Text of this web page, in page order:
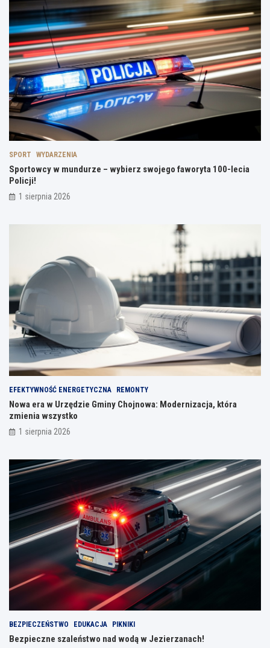
SPORT WYDARZENIA
Sportowcy w mundurze – wybierz swojego faworyta 100-lecia
Policji!
1 sierpnia 2026
EFEKTYWNOŚĆ ENERGETYCZNA REMONTY
Nowa era w Urzędzie Gminy Chojnowa: Modernizacja, która
zmienia wszystko
1 sierpnia 2026
BEZPIECZEŃSTWO EDUKACJA PIKNIKI
Bezpieczne szaleństwo nad wodą w Jezierzanach!